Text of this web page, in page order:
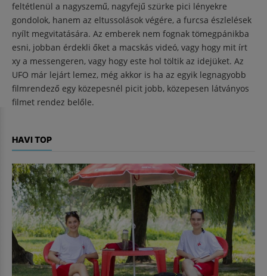
feltétlenül a nagyszemű, nagyfejű szürke pici lényekre
gondolok, hanem az eltussolások végére, a furcsa észlelések
nyílt megvitatására. Az emberek nem fognak tömegpánikba
esni, jobban érdekli őket a macskás videó, vagy hogy mit írt
xy a messengeren, vagy hogy este hol töltik az idejüket. Az
UFO már lejárt lemez, még akkor is ha az egyik legnagyobb
filmrendező egy közepesnél picit jobb, közepesen látványos
filmet rendez belőle.
HAVI TOP